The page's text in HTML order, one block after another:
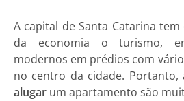
A capital de Santa Catarina
da economia o turismo,
modernos em prédios com
no centro da cidade. Portanto,
alugar um apartamento são